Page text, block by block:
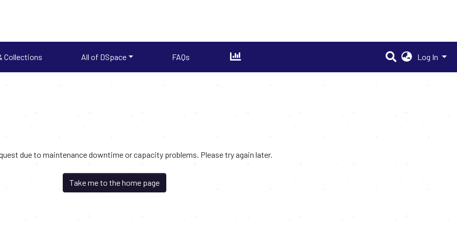
Collections All of DSpace FAQs Log In
due to maintenance downtime or capacity problems. Please try again later.
Take me to the home page